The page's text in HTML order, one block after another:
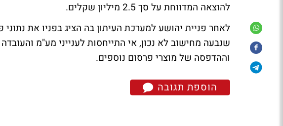
להוצאה המדווחת על סך 2.5 מיליון שקלים.
לאחר פניית יהושע למערכת העיתון בה הציג בפניו את
שנבעה מחישוב לא נכון, אי התייחסות לענייני מע"מ
וההדפסה של מוצרי פרסום נוספים.
הוספת תגובה